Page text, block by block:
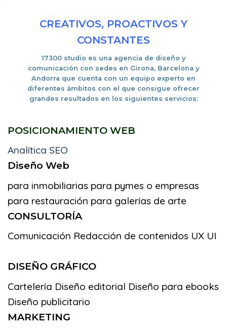
CREATIVOS, PROACTIVOS Y
CONSTANTES
17300 studio es una agencia de diseño y
comunicación con sedes en Girona, Barcelona y
Andorra que cuenta con un equipo experto en
diferentes ámbitos con el que consigue ofrecer
grandes resultados en los siguientes servicios:
POSICIONAMIENTO WEB
Analítica SEO
Diseño Web
para inmobiliarias para pymes o empresas
para restauración para galerías de arte
CONSULTORÍA
Comunicación Redacción de contenidos UX UI
DISEÑO GRÁFICO
Cartelería Diseño editorial Diseño para ebooks
Diseño publicitario
MARKETING